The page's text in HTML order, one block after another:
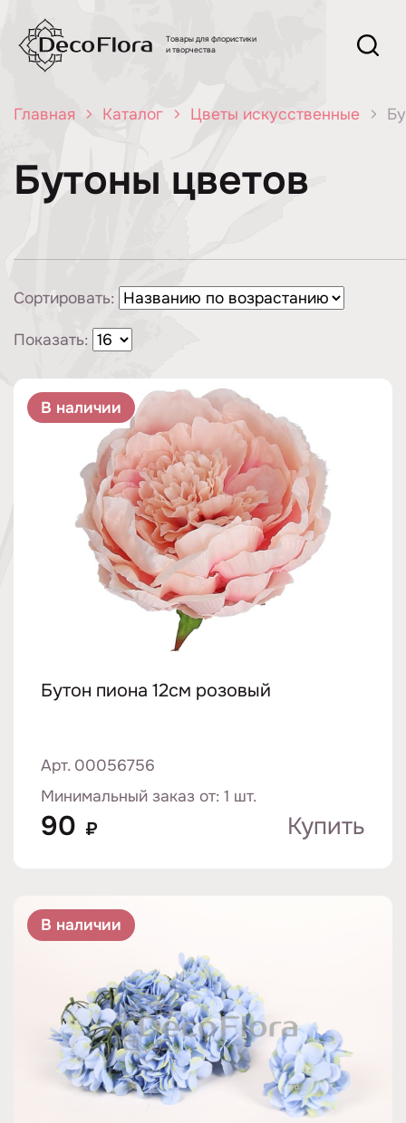
Товары для флористики
и творчества
Главная Каталог Цветы искусственные
Бутоны цветов
Сортировать:
Показать:
В наличии
Бутон пиона 12см розовый
Арт. 00056756
Минимальный заказ от: 1 шт.
90 ₽ Купить
В наличии